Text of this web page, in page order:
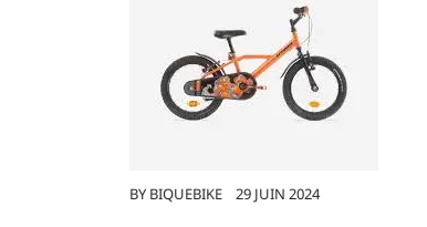
BY BIQUEBIKE 29 JUIN 2024